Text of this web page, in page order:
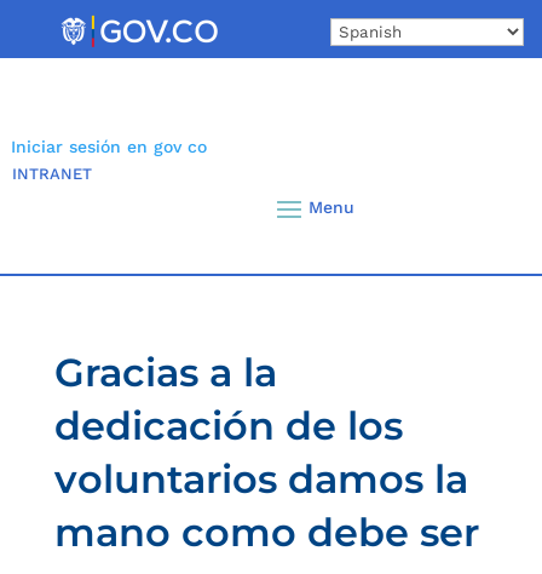
Iniciar sesión en gov co
INTRANET
Gracias a la
dedicación de los
voluntarios damos la
mano como debe ser